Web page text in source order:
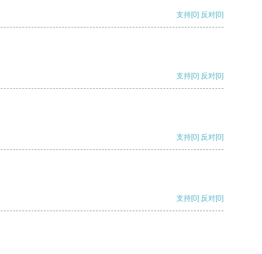
支持[0] 反对[0]
支持[0] 反对[0]
支持[0] 反对[0]
支持[0] 反对[0]